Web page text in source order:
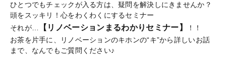
ひとつでもチェックが入る方は、疑問を解決しにきませんか？
頭をスッキリ！心をわくわくにするセミナー
それが…
【リノベーションまるわかりセミナー】
！！
お茶を片手に、リノベーションのキホンの“キ”から詳しいお話
まで、なんでもご質問ください♪